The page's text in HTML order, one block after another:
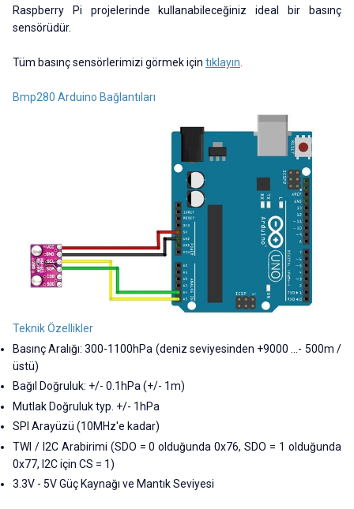
Raspberry Pi projelerinde kullanabileceğiniz ideal bir basınç
sensörüdür.
Tüm basınç sensörlerimizi görmek için tıklayın
Bmp280 Arduino Bağlantıları
Teknik Özellikler
Basınç Aralığı: 300-1100hPa (deniz seviyesinden +9000 ...- 500m /
üstü)
Bağıl Doğruluk: +/- 0.1hPa (+/- 1m)
Mutlak Doğruluk typ. +/- 1hPa
SPI Arayüzü (10MHz'e kadar)
TWI / I2C Arabirimi (SDO = 0 olduğunda 0x76, SDO = 1 olduğunda
0x77, I2C için CS = 1)
3.3V - 5V Güç Kaynağı ve Mantık Seviyesi